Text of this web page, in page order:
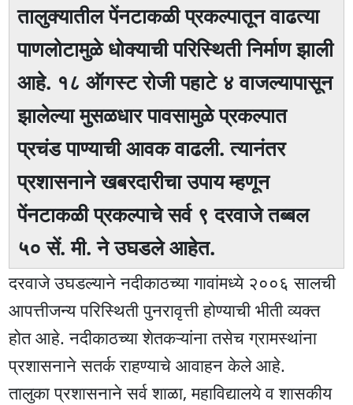
तालुक्यातील पेंनटाकळी प्रकल्पातून वाढत्या
पाणलोटामुळे धोक्याची परिस्थिती निर्माण झाली
आहे. १८ ऑगस्ट रोजी पहाटे ४ वाजल्यापासून
झालेल्या मुसळधार पावसामुळे प्रकल्पात
प्रचंड पाण्याची आवक वाढली. त्यानंतर
प्रशासनाने खबरदारीचा उपाय म्हणून
पेंनटाकळी प्रकल्पाचे सर्व ९ दरवाजे तब्बल
५० सें. मी. ने उघडले आहेत.
दरवाजे उघडल्याने नदीकाठच्या गावांमध्ये २००६ सालची
आपत्तीजन्य परिस्थिती पुनरावृत्ती होण्याची भीती व्यक्त
होत आहे. नदीकाठच्या शेतकऱ्यांना तसेच ग्रामस्थांना
प्रशासनाने सतर्क राहण्याचे आवाहन केले आहे.
तालुका प्रशासनाने सर्व शाळा, महाविद्यालये व शासकीय